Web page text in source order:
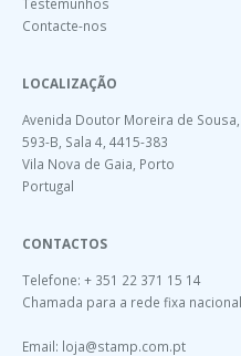
Contacte-nos
LOCALIZAÇÃO
Avenida Doutor Moreira de Sousa,
593-B, Sala 4, 4415-383
Vila Nova de Gaia, Porto
Portugal
CONTACTOS
Telefone: + 351 22 371 15 14
Chamada para a rede fixa nacional
Email: loja@stamp.com.pt